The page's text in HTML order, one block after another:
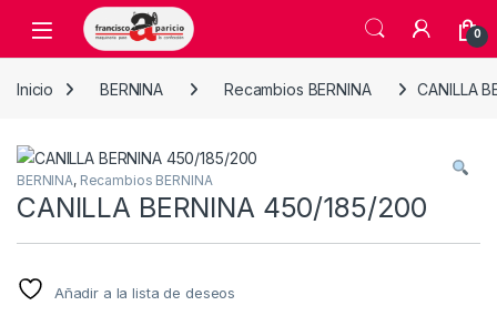
Skip to navigation
Skip to content
Open 0
Inicio BERNINA Recambios BERNINA CANILLA
BERNINA, Recambios BERNINA
CANILLA BERNINA 450/185/200
Añadir a la lista de deseos